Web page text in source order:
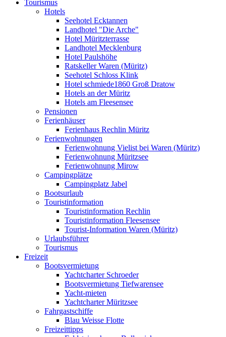
Tourismus
Hotels
Seehotel Ecktannen
Landhotel "Die Arche"
Hotel Müritzterrasse
Landhotel Mecklenburg
Hotel Paulshöhe
Ratskeller Waren (Müritz)
Seehotel Schloss Klink
Hotel schmiede1860 Groß Dratow
Hotels an der Müritz
Hotels am Fleesensee
Pensionen
Ferienhäuser
Ferienhaus Rechlin Müritz
Ferienwohnungen
Ferienwohnung Vielist bei Waren (Müritz)
Ferienwohnung Müritzsee
Ferienwohnung Mirow
Campingplätze
Campingplatz Jabel
Bootsurlaub
Touristinformation
Touristinformation Rechlin
Touristinformation Fleesensee
Tourist-Information Waren (Müritz)
Urlaubsführer
Tourismus
Freizeit
Bootsvermietung
Yachtcharter Schroeder
Bootsvermietung Tiefwarensee
Yacht-mieten
Yachtcharter Müritzsee
Fahrgastschiffe
Blau Weisse Flotte
Freizeittipps